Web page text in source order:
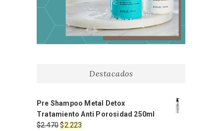
Destacados
Pre Shampoo Metal Detox
Tratamiento Anti Porosidad 250ml
$2.470El
$2.223